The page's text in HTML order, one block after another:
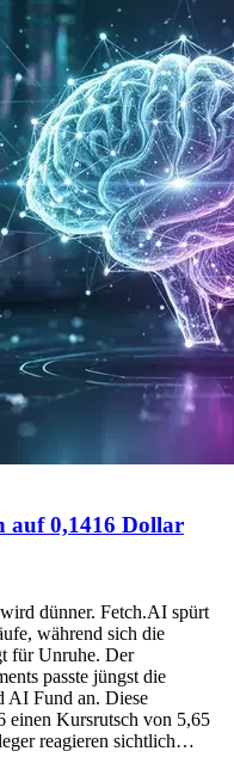
auf 0,1416 Dollar
dünner. Fetch.AI spürt
während sich die
für Unruhe. Der
passte jüngst die
AI Fund an. Diese
einen Kursrutsch von 5,65
reagieren sichtlich…